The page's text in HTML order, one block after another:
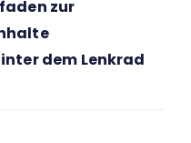
zur
dem Lenkrad